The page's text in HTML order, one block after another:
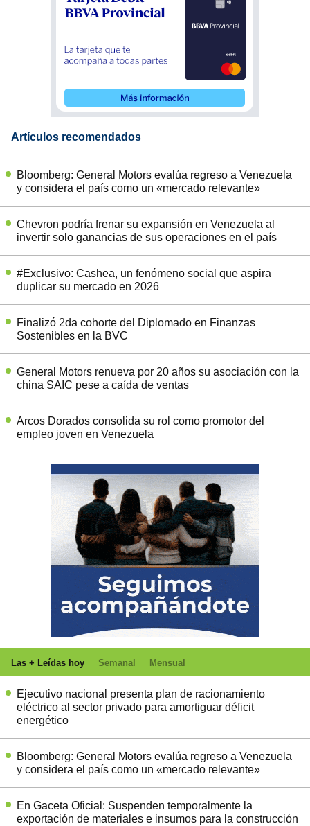
Artículos recomendados
Bloomberg: General Motors evalúa regreso a Venezuela
y considera el país como un «mercado relevante»
Chevron podría frenar su expansión en Venezuela al
invertir solo ganancias de sus operaciones en el país
#Exclusivo: Cashea, un fenómeno social que aspira
duplicar su mercado en 2026
Finalizó 2da cohorte del Diplomado en Finanzas
Sostenibles en la BVC
General Motors renueva por 20 años su asociación con la
china SAIC pese a caída de ventas
Arcos Dorados consolida su rol como promotor del
empleo joven en Venezuela
Las + Leídas hoy Semanal Mensual
Ejecutivo nacional presenta plan de racionamiento
eléctrico al sector privado para amortiguar déficit
energético
Bloomberg: General Motors evalúa regreso a Venezuela
y considera el país como un «mercado relevante»
En Gaceta Oficial: Suspenden temporalmente la
exportación de materiales e insumos para la construcción